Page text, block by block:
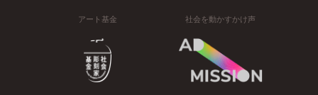
アート基金 社会を動かすかけ声